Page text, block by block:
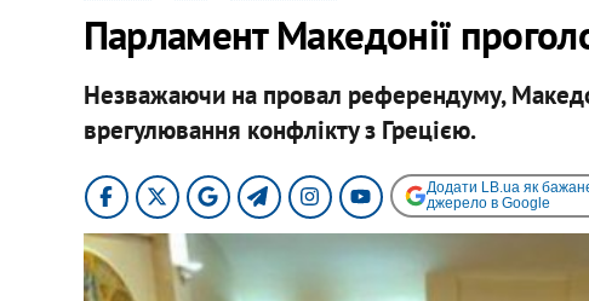
Парламент Македонії
Незважаючи на провал референдуму,
врегулювання конфлікту з Грецією.
Додати LB.ua як
джерело в Google